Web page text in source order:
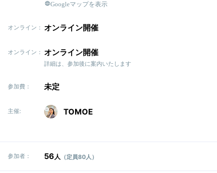
Googleマップを表示
オンライン： オンライン開催
オンライン： オンライン開催
詳細は、参加後に案内いたします
参加費： 未定
主催: TOMOE
参加者： 56人 （定員80人）